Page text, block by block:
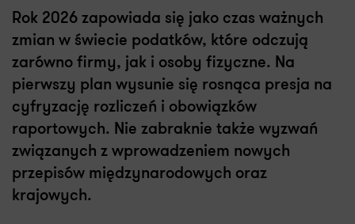
Rok 2026 zapowiada się jako czas ważnych
zmian w świecie podatków, które odczują
zarówno firmy, jak i osoby fizyczne. Na
pierwszy plan wysunie się rosnąca presja na
cyfryzację rozliczeń i obowiązków
raportowych. Nie zabraknie także wyzwań
związanych z wprowadzeniem nowych
przepisów międzynarodowych oraz
krajowych.